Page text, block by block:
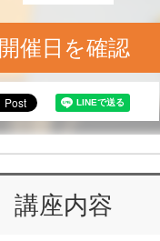
開催日を確認
講座内容